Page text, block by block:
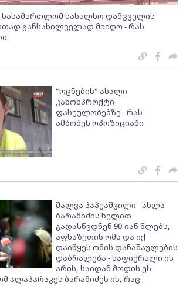
სასამართლომ სახალხო დამცველის
განსახილველად მიიღო - რას
"ოცნების" ახალი
კანონპროქტი
ფასეულობებზე - რას
ამბობენ ოპოზიციაში
შალვა პაპუაშვილი - ახლა
ბარამიძის ხელით
გადასწვდნენ 90-იან წლებს,
აფხაზეთის ომს და იქ
დაიწყეს ომის დანაშაულების
დაბრალება - საფიქრალი ის
არის, საიდან მოდის ეს
ალაპარაკეს ბარამიძეს ის, რაც